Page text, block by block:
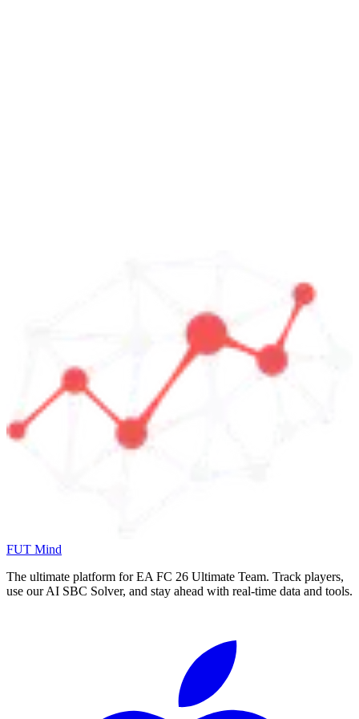
FUT Mind
The ultimate platform for EA FC 26 Ultimate Team. Track players,
use our AI SBC Solver, and stay ahead with real-time data and tools.